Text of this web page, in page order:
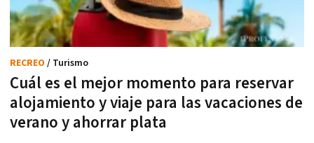
Cuál es el mejor momento para reservar
alojamiento y viaje para las vacaciones de
verano y ahorrar plata
RECREO / Turismo